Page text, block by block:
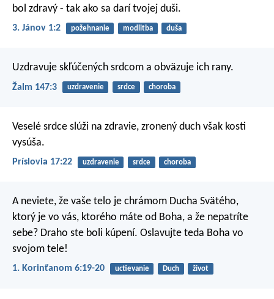
bol zdravý - tak ako sa darí tvojej duši.
3. Jánov 1:2 požehnanie modlitba duša
Uzdravuje skľúčených srdcom a obväzuje ich rany.
Žalm 147:3 uzdravenie srdce choroba
Veselé srdce slúži na zdravie, zronený duch však kosti
vysúša.
Príslovia 17:22 uzdravenie srdce choroba
A neviete, že vaše telo je chrámom Ducha Svätého,
ktorý je vo vás, ktorého máte od Boha, a že nepatríte
sebe? Draho ste boli kúpení. Oslavujte teda Boha vo
svojom tele!
1. Korinťanom 6:19-20 uctievanie Duch život